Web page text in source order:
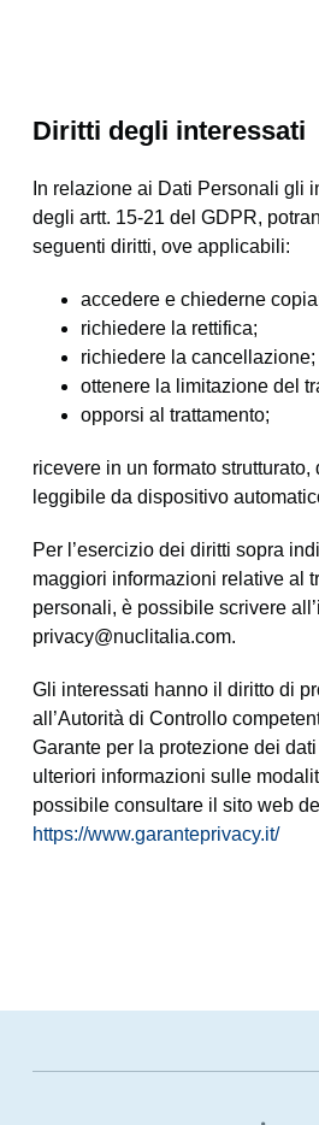
Diritti degli interessati
In relazione ai Dati Personali gli
degli artt. 15-21 del GDPR,
seguenti diritti, ove applicabili:
accedere e chiederne
richiedere la rettifica;
richiedere la cancellazione;
ottenere la limitazione del
opporsi al trattamento;
ricevere in un formato strutturato,
leggibile da dispositivo
Per l’esercizio dei diritti sopra
maggiori informazioni relative al
personali, è possibile scrivere
privacy@nuclitalia.com.
Gli interessati hanno il diritto di
all’Autorità di Controllo
Garante per la protezione dei
ulteriori informazioni sulle
possibile consultare il sito web
https://www.garanteprivacy.it/